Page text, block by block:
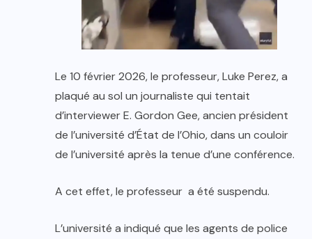
Le 10 février 2026, le professeur, Luke Perez, a
plaqué au sol un journaliste qui tentait
d’interviewer E. Gordon Gee, ancien président
de l’université d’État de l’Ohio, dans un couloir
de l’université après la tenue d’une conférence.
A cet effet, le professeur a été suspendu.
L’université a indiqué que les agents de police